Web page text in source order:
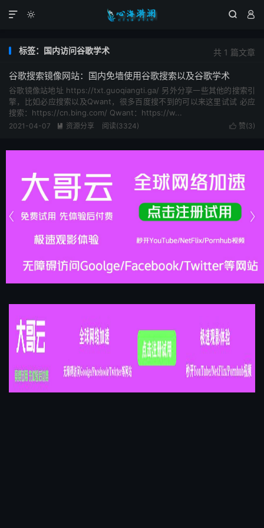
  

共 1 篇文章
标签：国内访问谷歌学术
谷歌搜索镜像网站：国内免墙使用谷歌搜索以及谷歌学术
谷歌镜像站地址 https://txt.guoqiangti.ga/ 另外分享一些其他的搜索引
擎，比如必应搜索以及Qwant，很多百度搜不到的可以来这里试试 必应
搜索：https://cn.bing.com/ Qwant：https://w...
 赞(3)
2021-04-07  资源分享 阅读(3324)

